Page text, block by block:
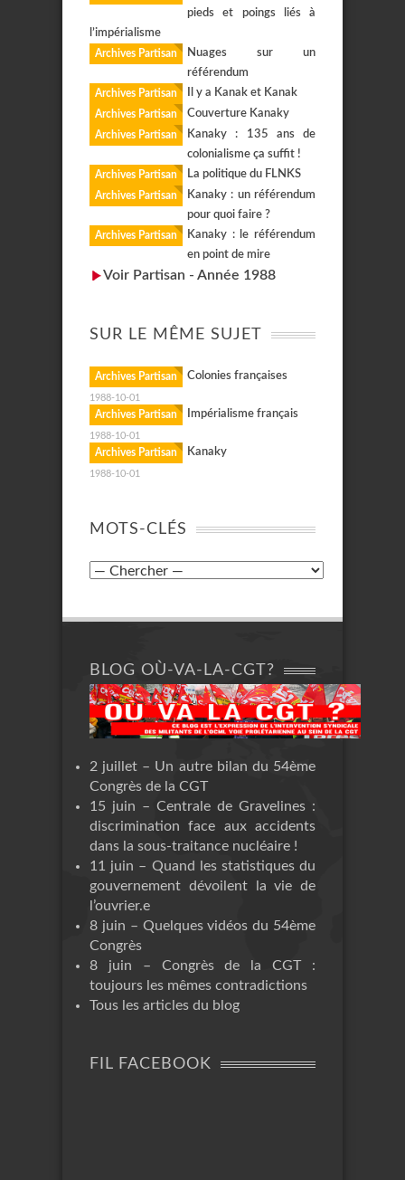
pieds et poings liés à
l’impérialisme
Archives Partisan
Nuages sur un
référendum
Archives Partisan Il y a Kanak et Kanak
Archives Partisan Couverture Kanaky
Archives Partisan
Kanaky : 135 ans de
colonialisme ça suffit !
Archives Partisan La politique du FLNKS
Archives Partisan
Kanaky : un référendum
pour quoi faire ?
Archives Partisan
Kanaky : le référendum
en point de mire
Voir Partisan - Année 1988
SUR LE MÊME SUJET
Archives Partisan Colonies françaises
1988-10-01
Archives Partisan Impérialisme français
1988-10-01
Archives Partisan Kanaky
1988-10-01
MOTS-CLÉS
BLOG OÙ-VA-LA-CGT?
2 juillet – Un autre bilan du 54ème
Congrès de la CGT
15 juin – Centrale de Gravelines :
discrimination face aux accidents
dans la sous-traitance nucléaire !
11 juin – Quand les statistiques du
gouvernement dévoilent la vie de
l’ouvrier.e
8 juin – Quelques vidéos du 54ème
Congrès
8 juin – Congrès de la CGT :
toujours les mêmes contradictions
Tous les articles du blog
FIL FACEBOOK